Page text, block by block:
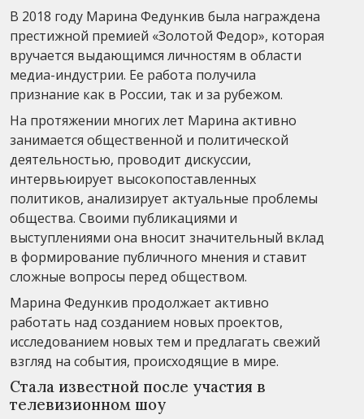
В 2018 году Марина Федункив была награждена
престижной премией «Золотой Федор», которая
вручается выдающимся личностям в области
медиа-индустрии. Ее работа получила
признание как в России, так и за рубежом.
На протяжении многих лет Марина активно
занимается общественной и политической
деятельностью, проводит дискуссии,
интервьюирует высокопоставленных
политиков, анализирует актуальные проблемы
общества. Своими публикациями и
выступлениями она вносит значительный вклад
в формирование публичного мнения и ставит
сложные вопросы перед обществом.
Марина Федункив продолжает активно
работать над созданием новых проектов,
исследованием новых тем и предлагать свежий
взгляд на события, происходящие в мире.
Стала известной после участия в
телевизионном шоу